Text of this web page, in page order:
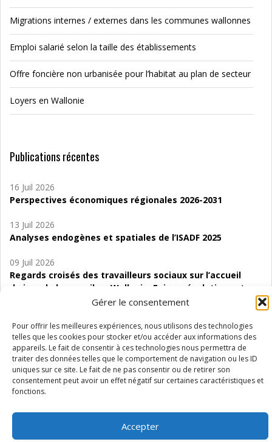
Gérer le consentement
Pour offrir les meilleures expériences, nous utilisons des technologies
telles que les cookies pour stocker et/ou accéder aux informations des
appareils. Le fait de consentir à ces technologies nous permettra de
traiter des données telles que le comportement de navigation ou les ID
uniques sur ce site. Le fait de ne pas consentir ou de retirer son
consentement peut avoir un effet négatif sur certaines caractéristiques et
fonctions.
Accepter
Migrations internes / externes dans les communes wallonnes
Emploi salarié selon la taille des établissements
Offre foncière non urbanisée pour l’habitat au plan de secteur
Loyers en Wallonie
Publications récentes
16 Juil 2026
Perspectives économiques régionales 2026-2031
13 Juil 2026
Analyses endogènes et spatiales de l’ISADF 2025
09 Juil 2026
Regards croisés des travailleurs sociaux sur l’accueil
de jour de bas seuil en Wallonie. Enjeux, évolutions et
06 Juil 2026
Étude d’évaluabilité des Structures
d’accompagnement à l’autocréation d’emploi (SAACE)
01 Juil 2026
Pénurie du personnel infirmier :quels indicateurs
Wallonie ?